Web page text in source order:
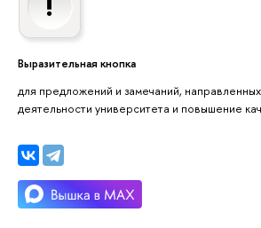
Выразительная кнопка
для предложений и замечаний,
деятельности университета и повышение